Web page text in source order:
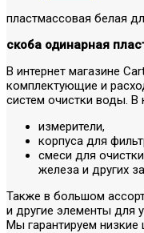
пластмассовая белая
скоба одинарная
В интернет магазине
комплектующие и
систем очистки воды. В
измерители,
корпуса для
смеси для
железа и других
Также в большом
и другие элементы для
Мы гарантируем низкие